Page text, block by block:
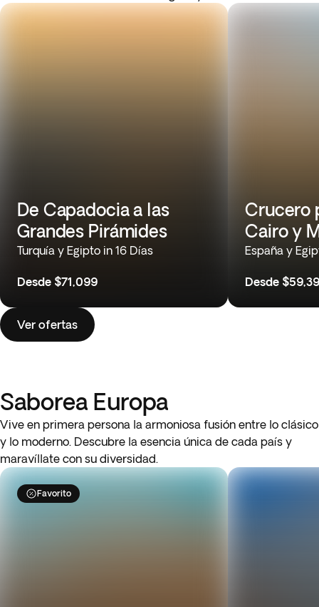
De Capadocia a las
Grandes Pirámides
Turquía y Egipto in 16 Días
Desde $71,099
Crucero
Cairo y
España y
Desde
Ver ofertas
Saborea Europa
Vive en primera persona la armoniosa fusión entre lo clásico
y lo moderno. Descubre la esencia única de cada país y
maravíllate con su diversidad.
Favorito